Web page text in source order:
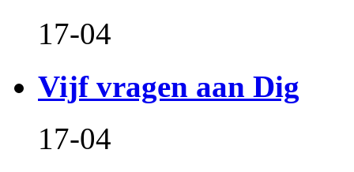
17-04
Vijf vragen aan Dig
17-04